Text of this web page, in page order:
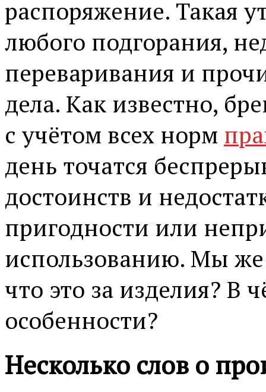
распоряжение. Такая
любого подгорания,
переваривания и
дела. Как известно,
с учётом всех норм
день точатся
достоинств и
пригодности или
использованию. Мы же
что это за изделия? В
особенности?
Несколько слов о